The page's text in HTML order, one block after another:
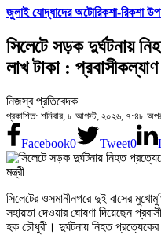
জুলাই যোদ্ধাদের অটোরিকশা-রিকশা
সিলেটে সড়ক দুর্ঘটনায়
লাখ টাকা : প্রবাসীকল্যাণ
নিজস্ব প্রতিবেদক
প্রকাশিত: শনিবার, ৮ আগস্ট, ২০২৬, ৭:৪৮
Facebook0 Tweet0
সিলেটের ওসমানীনগরে দুই বাসের
সহায়তা দেওয়ার ঘোষণা দিয়েছেন
হক চৌধুরী। দুর্ঘটনায় নিহত প্রত্যেকের